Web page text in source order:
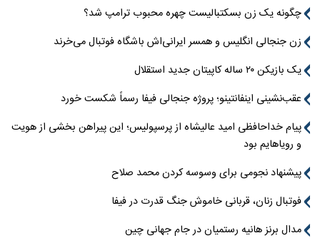
چگونه یک زن بسکتبالیست چهره محبوب ترامپ شد؟
زن جنجالی انگلیس و همسر ایرانی‌اش باشگاه فوتبال می‌خرند
یک بازیکن ۲۰ ساله کاپیتان جدید استقلال
عقب‌نشینی اینفانتینو؛ پروژه جنجالی فیفا رسماً شکست خورد
پیام خداحافظی امید عالیشاه از پرسپولیس؛ این پیراهن بخشی از هویت
و رویاهایم بود
پیشنهاد نجومی برای وسوسه کردن محمد صلاح
فوتبال زنان، قربانی خاموش جنگ قدرت در فیفا
مدال برنز هانیه رستمیان در جام جهانی چین